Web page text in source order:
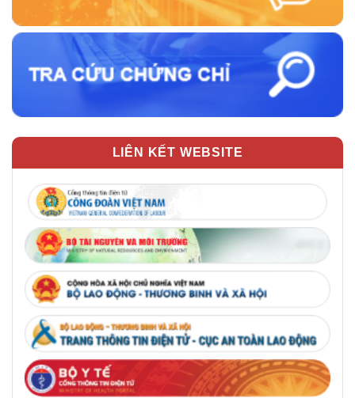
LIÊN KẾT WEBSITE